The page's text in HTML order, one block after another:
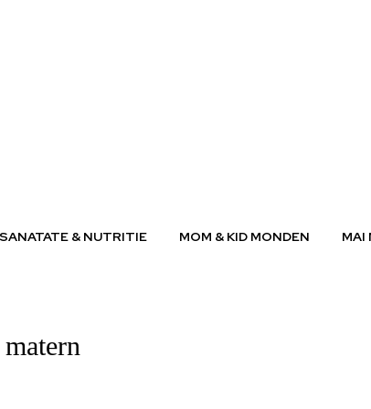
SANATATE & NUTRITIE MOM & KID MONDEN MAI